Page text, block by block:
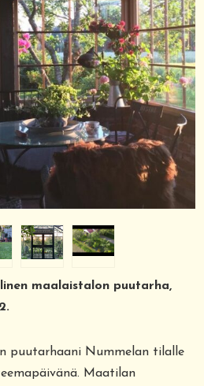
maalaistalon puutarha,
puutarhaani Nummelan tilalle
Maatilan